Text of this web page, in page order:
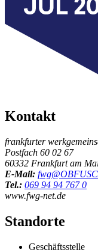
Kontakt
frankfurter
Postfach 60 02 67
60332 Frankfurt am
E-Mail: fwg@
Tel.: 069 94 94 767 0
www.fwg-net.de
Standorte
Geschäftsstelle